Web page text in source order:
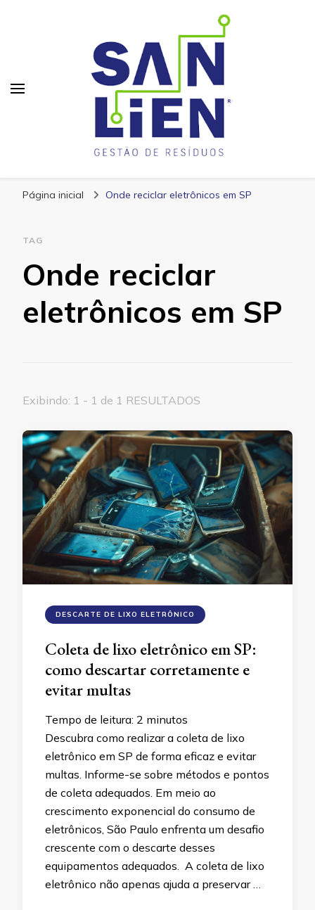
Página inicial Onde reciclar eletrônicos em SP
TAG
Onde reciclar
eletrônicos em SP
Exibindo: 1 - 1 de 1 RESULTADOS
DESCARTE DE LIXO ELETRÔNICO
Coleta de lixo eletrônico em SP:
como descartar corretamente e
evitar multas
Tempo de leitura: 2 minutos
Descubra como realizar a coleta de lixo
eletrônico em SP de forma eficaz e evitar
multas. Informe-se sobre métodos e pontos
de coleta adequados. Em meio ao
crescimento exponencial do consumo de
eletrônicos, São Paulo enfrenta um desafio
crescente com o descarte desses
equipamentos adequados. A coleta de lixo
eletrônico não apenas ajuda a preservar …